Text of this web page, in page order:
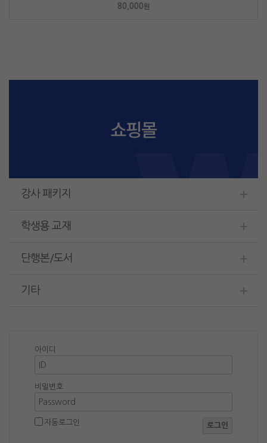
80,000원
쇼핑몰
강사 패키지
학생용 교재
단행본/도서
기타
아이디
비밀번호
자동로그인 로그인